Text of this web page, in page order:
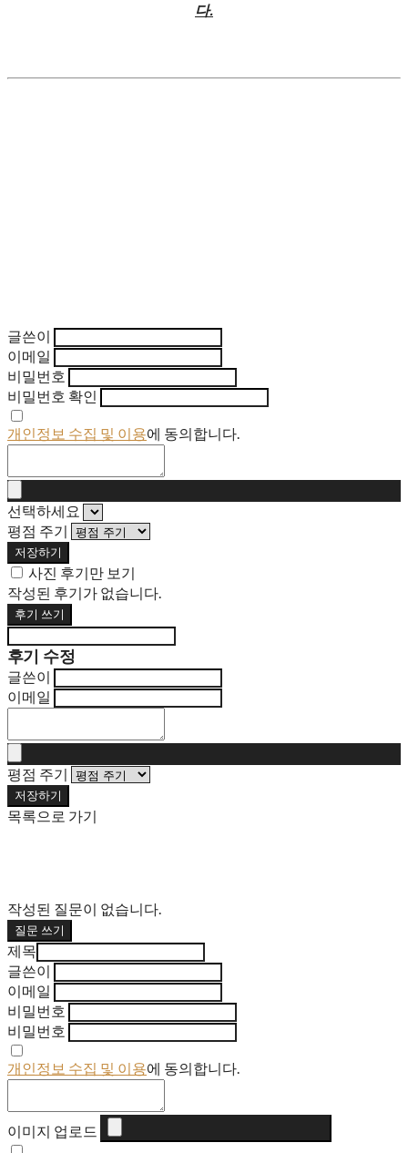
다.
글쓴이
이메일
비밀번호
비밀번호 확인
개인정보 수집 및 이용에 동의합니다.
선택하세요
평점 주기
저장하기
사진 후기만 보기
작성된 후기가 없습니다.
후기 쓰기
후기 수정
글쓴이
이메일
평점 주기
저장하기
목록으로 가기
작성된 질문이 없습니다.
질문 쓰기
제목
글쓴이
이메일
비밀번호
비밀번호
개인정보 수집 및 이용에 동의합니다.
이미지 업로드